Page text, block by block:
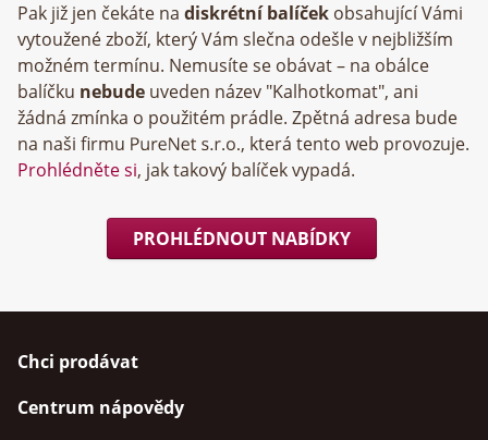
Pak již jen čekáte na diskrétní balíček obsahující Vámi
vytoužené zboží, který Vám slečna odešle v nejbližším
možném termínu. Nemusíte se obávat – na obálce
balíčku nebude uveden název "Kalhotkomat", ani
žádná zmínka o použitém prádle. Zpětná adresa bude
na naši firmu
, která tento web provozuje.
Prohlédněte si, jak takový balíček vypadá.
PROHLÉDNOUT NABÍDKY
Chci prodávat
Centrum nápovědy